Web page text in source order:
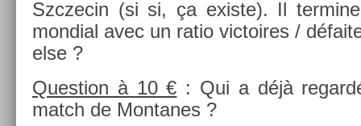
Szczecin (si si, ça ex­is­te). Il ter­mine
mon­di­al avec un ratio vic­toires /
else ?
Ques­tion à 10 € : Qui a déjà
match de Mon­tanes ?